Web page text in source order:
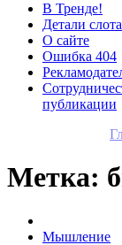
В Тренде!
Детали слота
О сайте
Ошибка 404
публикации
Метка:
Мышление